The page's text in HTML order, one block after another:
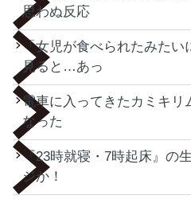
思わぬ反応
「女児が食べられたみたい
見ると…あっ
電車に入ってきたカミキ
なった
『23時就寝・7時起床』の
ジか！